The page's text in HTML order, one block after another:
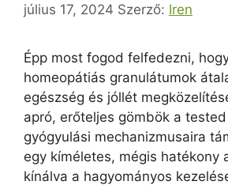
július 17, 2024 Szerző: Iren
Épp most fogod felfedezni,
homeopátiás granulátumok
egészség és jóllét
apró, erőteljes gömbök a
gyógyulási mechanizmusaira
egy kíméletes, mégis hatékony
kínálva a hagyományos